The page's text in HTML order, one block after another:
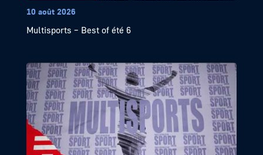
10 août 2026
Multisports – Best of été 6